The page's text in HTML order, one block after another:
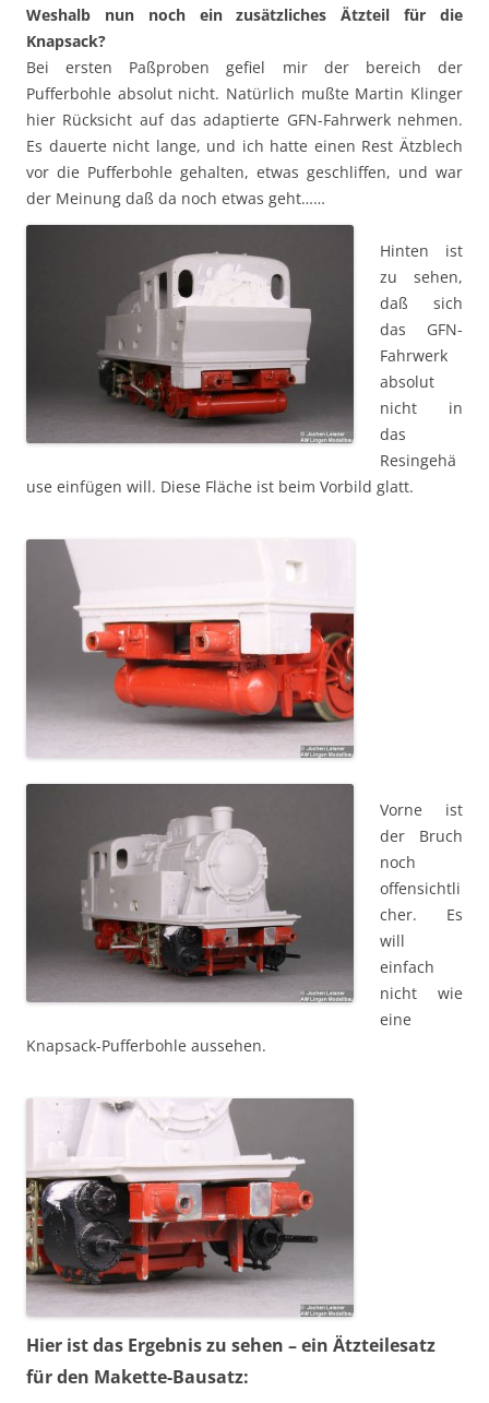
Weshalb nun noch ein zusätzliches Ätzteil für die
Knapsack?
Bei ersten Paßproben gefiel mir der bereich der
Pufferbohle absolut nicht. Natürlich mußte Martin Klinger
hier Rücksicht auf das adaptierte GFN-Fahrwerk nehmen.
Es dauerte nicht lange, und ich hatte einen Rest Ätzblech
vor die Pufferbohle gehalten, etwas geschliffen, und war
der Meinung daß da noch etwas geht……
Hinten ist
zu sehen,
daß sich
das GFN-
Fahrwerk
absolut
nicht in
das
Resingehä
use einfügen will. Diese Fläche ist beim Vorbild glatt.
Vorne ist
der Bruch
noch
offensichtli
cher. Es
will
einfach
nicht wie
eine
Knapsack-Pufferbohle aussehen.
Hier ist das Ergebnis zu sehen – ein Ätzteilesatz
für den Makette-Bausatz: